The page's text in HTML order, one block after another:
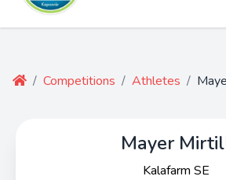
/ Competitions / Athletes /
Mayer
Kalafarm SE